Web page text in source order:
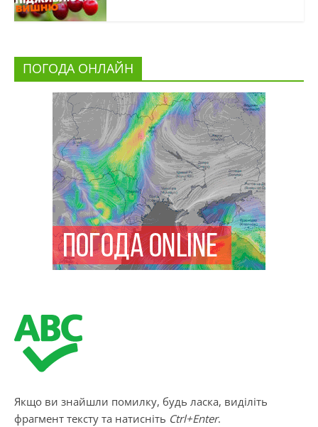
ПОГОДА ОНЛАЙН
Якщо ви знайшли помилку, будь ласка, виділіть
фрагмент тексту та натисніть Ctrl+Enter.